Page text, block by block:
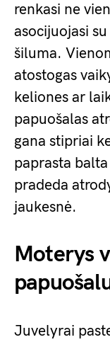
renkasi ne
asocijuojasi
šiluma.
atostogas
keliones ar
papuošalas
gana stipriai
paprasta
pradeda
jaukesnė.
Moterys
Juvelyrai